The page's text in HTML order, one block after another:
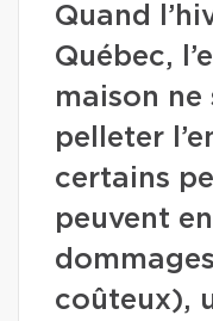
Quand
Québec,
maison ne
pelleter
certains
peuvent
coûteux),